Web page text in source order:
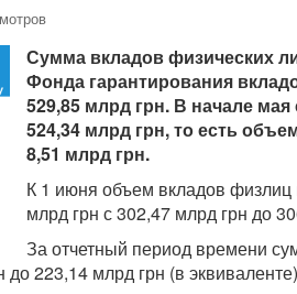
Сумма вкладов физических
Фонда гарантирования
529,85 млрд грн. В начале
524,34 млрд грн, то есть
8,51 млрд грн.
К 1 июня объем вкладов
млрд грн с 302,47 млрд грн до
За отчетный период времени
223,14 млрд грн (в